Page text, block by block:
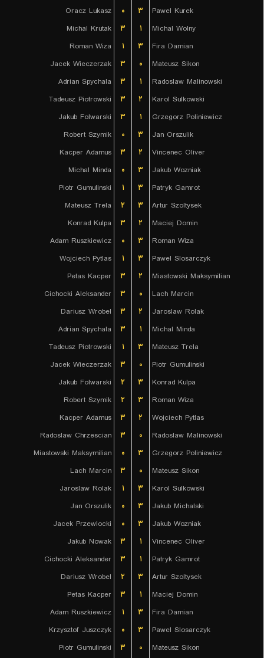
Oracz Lukasz
۰ ۳
Pawel Kurek
Michal Krutak
۳ ۱
Michal Wolny
Roman Wiza
۱ ۳
Fira Damian
Jacek Wieczerzak
۳ ۰
Mateusz Sikon
Adrian Spychala
۳ ۱
Radoslaw Malinowski
Tadeusz Piotrowski
۳ ۲
Karol Sulkowski
Jakub Folwarski
۳ ۱
Grzegorz Poliniewicz
Robert Szymik
۰ ۳
Jan Orszulik
Kacper Adamus
۳ ۲
Vincenec Oliver
Michal Minda
۰ ۳
Jakub Wozniak
Piotr Gumulinski
۱ ۳
Patryk Gamrot
Mateusz Trela
۲ ۳
Artur Szoltysek
Konrad Kulpa
۳ ۲
Maciej Domin
Adam Ruszkiewicz
۰ ۳
Roman Wiza
Wojciech Pytlas
۱ ۳
Pawel Slosarczyk
Petas Kacper
۳ ۲
Miastowski Maksymilian
Cichocki Aleksander
۳ ۰
Lach Marcin
Dariusz Wrobel
۳ ۲
Jaroslaw Rolak
Adrian Spychala
۳ ۱
Michal Minda
Tadeusz Piotrowski
۱ ۳
Mateusz Trela
Jacek Wieczerzak
۳ ۰
Piotr Gumulinski
Jakub Folwarski
۲ ۳
Konrad Kulpa
Robert Szymik
۲ ۳
Roman Wiza
Kacper Adamus
۳ ۲
Wojciech Pytlas
Radoslaw Chrzescian
۳ ۰
Radoslaw Malinowski
Miastowski Maksymilian
۰ ۳
Grzegorz Poliniewicz
Lach Marcin
۳ ۰
Mateusz Sikon
Jaroslaw Rolak
۱ ۳
Karol Sulkowski
Jan Orszulik
۰ ۳
Jakub Michalski
Jacek Przewlocki
۰ ۳
Jakub Wozniak
Jakub Nowak
۳ ۱
Vincenec Oliver
Cichocki Aleksander
۳ ۱
Patryk Gamrot
Dariusz Wrobel
۲ ۳
Artur Szoltysek
Petas Kacper
۳ ۱
Maciej Domin
Adam Ruszkiewicz
۱ ۳
Fira Damian
Krzysztof Juszczyk
۰ ۳
Pawel Slosarczyk
Piotr Gumulinski
۳ ۰ Mateusz Sikon